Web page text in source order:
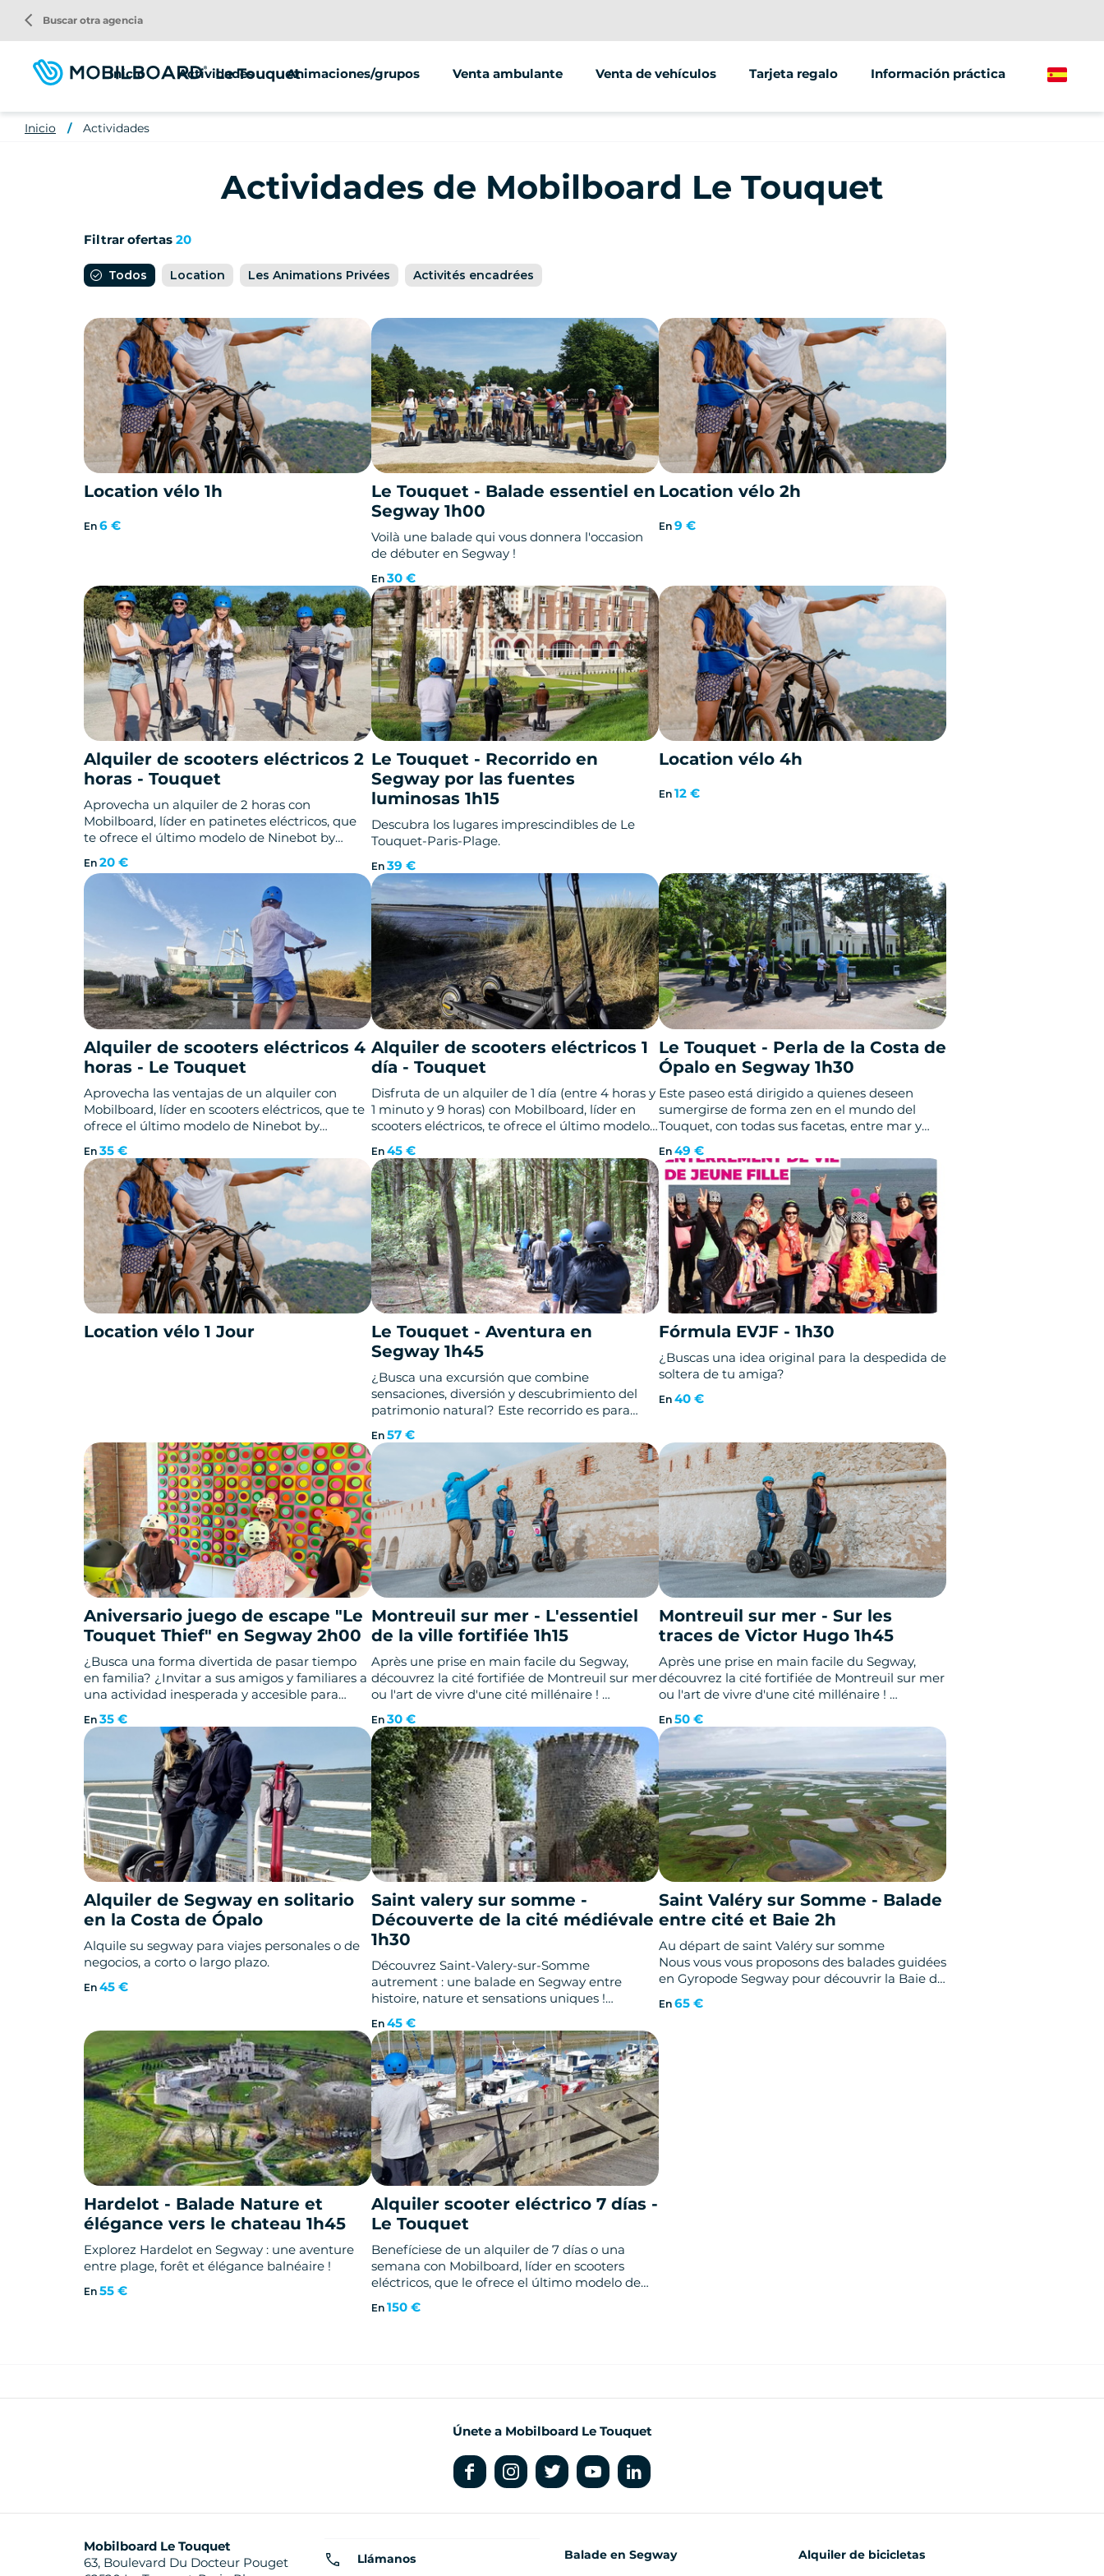
contenido
principal
Le Touquet
Inicio Actividades
Paseo en Segway
Location de vélo
Animaciones/grupos Venta ambulante Venta de vehículos Tarjeta regalo Información práctica
arrow_back_ios Buscar otra agencia
Spanish
Inicio Actividades
Actividades de Mobilboard Le Touquet
Filtrar ofertas 20
Todos Location Les Animations Privées Activités encadrées
Location vélo 1h
En 6 €
Le Touquet - Balade essentiel en
Segway 1h00
Voilà une balade qui vous donnera l'occasion
de débuter en Segway !
En 30 €
Location vélo 2h
En 9 €
Alquiler de scooters eléctricos 2
horas - Touquet
Aprovecha un alquiler de 2 horas con
Mobilboard, líder en patinetes eléctricos, que
te ofrece el último modelo de Ninebot by
Segway: NINEBOT MAX G30. ¡Y está en Le
Touquet-Paris-Plage!
En 20 €
Le Touquet - Recorrido en
Segway por las fuentes
luminosas 1h15
Descubra los lugares imprescindibles de Le
Touquet-Paris-Plage.
En 39 €
Location vélo 4h
En 12 €
Alquiler de scooters eléctricos 4
horas - Le Touquet
Aprovecha las ventajas de un alquiler con
Mobilboard, líder en scooters eléctricos, que te
ofrece el último modelo de Ninebot by
Touquet-Paris-Plage!
En 35 €
Alquiler de scooters eléctricos 1
día - Touquet
Disfruta de un alquiler de 1 día (entre 4 horas y
1 minuto y 9 horas) con Mobilboard, líder en
scooters eléctricos, te ofrece el último modelo
está en Le Touquet-Paris-Plage y en la Costa
de Ópalo!
En 45 €
Le Touquet - Perla de la Costa de
Ópalo en Segway 1h30
Este paseo está dirigido a quienes deseen
sumergirse de forma zen en el mundo del
Touquet, con todas sus facetas, entre mar y
En 49 €
Location vélo 1 Jour
Le Touquet - Aventura en
Segway 1h45
¿Busca una excursión que combine
sensaciones, diversión y descubrimiento del
patrimonio natural? Este recorrido es para
Diseñado para personas que buscan
emociones fuertes, este tour es adecuado
tanto para jinetes principiantes como
experimentados.
En 57 €
Fórmula EVJF - 1h30
¿Buscas una idea original para la despedida de
soltera de tu amiga?
En 40 €
Aniversario juego de escape "Le
Touquet Thief" en Segway 2h00
¿Busca una forma divertida de pasar tiempo
en familia? ¿Invitar a sus amigos y familiares a
una actividad inesperada y accesible para
todos?
Mobilboard Le Touquet organizará su actividad
para el deleite de todos. ¡Sorpréndales con un
juego de escape en segway!
En 35 €
Montreuil sur mer - L'essentiel
de la ville fortifiée 1h15
Après une prise en main facile du Segway,
découvrez la cité fortifiée de Montreuil sur mer
ou l'art de vivre d'une cité millénaire !
Vous découvrirez les vestiges dans l’enceinte
de la citadelle d'une porte fortifiée et plusieurs
tours créées afin de protéger l’ancien port de
Montreuil.
A ne pas manquer !
En 30 €
Montreuil sur mer - Sur les
traces de Victor Hugo 1h45
Après une prise en main facile du Segway,
découvrez la cité fortifiée de Montreuil sur mer
ou l'art de vivre d'une cité millénaire !
Vous découvrirez les vestiges dans l’enceinte
de la citadelle d'une porte fortifiée et plusieurs
tours créées afin de protéger l’ancien port de
Montreuil.
A ne pas manquer !
En 50 €
Alquiler de Segway en solitario
en la Costa de Ópalo
Alquile su segway para viajes personales o de
negocios, a corto o largo plazo.
En 45 €
Saint valery sur somme -
Découverte de la cité médiévale
1h30
Découvrez Saint-Valery-sur-Somme
autrement : une balade en Segway entre
histoire, nature et sensations uniques !
Nous vous vous proposons des balades guidées
en Gyropode Segway pour découvrir la Baie de
Somme
En 45 €
Saint Valéry sur Somme - Balade
entre cité et Baie 2h
Au départ de saint Valéry sur somme
Nous vous vous proposons des balades guidées
en Gyropode Segway pour découvrir la Baie de
Somme
Le Segway est confortable et facile d'utilisation,
En 65 €
Hardelot - Balade Nature et
élégance vers le chateau 1h45
Explorez Hardelot en Segway : une aventure
entre plage, forêt et élégance balnéaire !
En 55 €
Alquiler scooter eléctrico 7 días -
Le Touquet
Benefíciese de un alquiler de 7 días o una
semana con Mobilboard, líder en scooters
eléctricos, que le ofrece el último modelo de
Ninebot by Segway: NINEBOT MAX G30. ¡Y
está en Le Touquet-Paris-Plage!
En 150 €
Únete a Mobilboard Le Touquet
Mobilboard Le Touquet
63, Boulevard Du Docteur Pouget
Llámanos Balade en Segway Alquiler de bicicletas